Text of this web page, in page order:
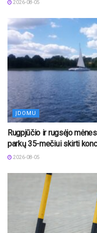
2026-08-05
ĮDOMU
Rugpjūčio ir rugsėjo
parkų 35-mečiui skirti
2026-08-05